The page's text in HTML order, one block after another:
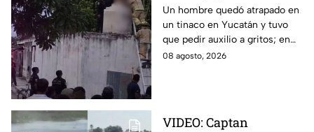
atrapado por más de
dos horas en Yucatán;
así lo encontraron
Un hombre quedó atrapado en
un tinaco en Yucatán y tuvo
que pedir auxilio a gritos; en
redes aseguran que intentaba
08 agosto, 2026
VIDEO: Captan